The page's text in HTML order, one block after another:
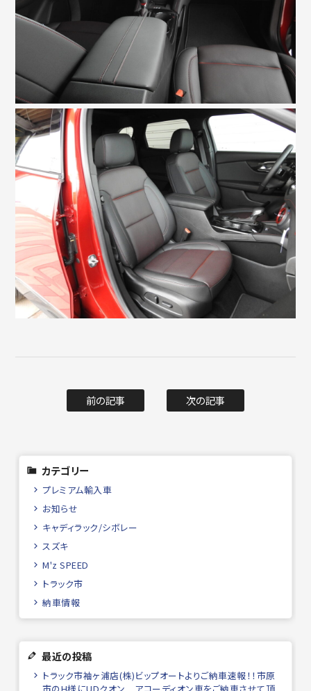
前の記事 次の記事
カテゴリー
プレミアム輸入車
お知らせ
キャディラック/シボレー
スズキ
M'z SPEED
トラック市
納車情報
最近の投稿
トラック市袖ヶ浦店(株)ビップオートよりご納車速報！！市原